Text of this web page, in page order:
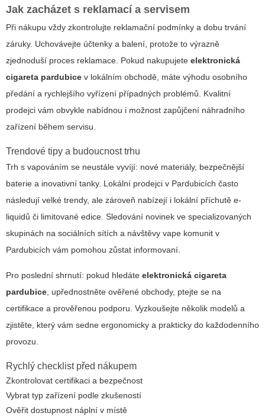
Jak zacházet s reklamací a servisem
Při nákupu vždy zkontrolujte reklamační podmínky a dobu trvání
záruky. Uchovávejte účtenky a balení, protože to výrazně
zjednoduší proces reklamace. Pokud nakupujete elektronická
cigareta pardubice v lokálním obchodě, máte výhodu osobního
předání a rychlejšího vyřízení případných problémů. Kvalitní
prodejci vám obvykle nabídnou i možnost zapůjčení náhradního
zařízení během servisu.
Trendové tipy a budoucnost trhu
Trh s vapováním se neustále vyvíjí: nové materiály, bezpečnější
baterie a inovativní tanky. Lokální prodejci v Pardubicích často
následují velké trendy, ale zároveň nabízejí i lokální příchutě e-
liquidů či limitované edice. Sledování novinek ve specializovaných
skupinách na sociálních sítích a návštěvy vape komunit v
Pardubicích vám pomohou zůstat informovaní.
Pro poslední shrnutí: pokud hledáte elektronická cigareta
pardubice , upřednostněte ověřené obchody, ptejte se na
certifikace a prověřenou podporu. Vyzkoušejte několik modelů a
zjistěte, který vám sedne ergonomicky a prakticky do každodenního
provozu.
Rychlý checklist před nákupem
Zkontrolovat certifikaci a bezpečnost
Vybrat typ zařízení podle zkušeností
Ověřit dostupnost náplní v místě